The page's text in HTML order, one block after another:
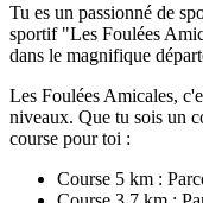
Tu es un passionné de
sportif "Les Foulées
dans le magnifique
Les Foulées Amicales,
niveaux. Que tu sois un
course pour toi :
Course 5 km :